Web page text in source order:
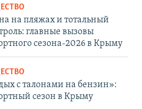
на пляжах и тотальный
главные вызовы
сезона-2026 в Крыму
с талонами на бензин»:
сезон в Крыму